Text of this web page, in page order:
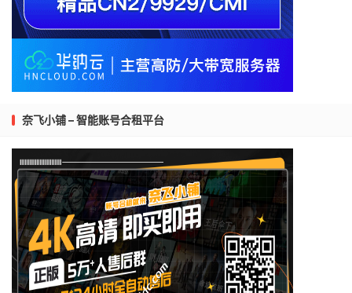
奈飞小铺 – 智能账号合租平台